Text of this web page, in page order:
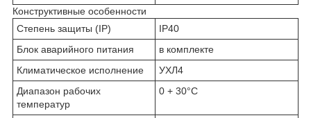
Конструктивные особенности
Степень защиты (IP)
IP40
Блок аварийного питания
в комплекте
Климатическое исполнение
УХЛ4
Диапазон рабочих
температур
0 + 30°C